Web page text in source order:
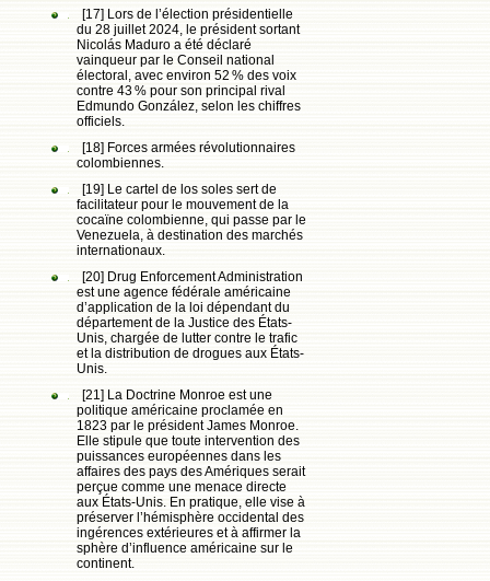
[17] Lors de l’élection présidentielle
du 28 juillet 2024, le président sortant
Nicolás Maduro a été déclaré
vainqueur par le Conseil national
électoral, avec environ 52 % des voix
contre 43 % pour son principal rival
Edmundo González, selon les chiffres
officiels.
[18] Forces armées révolutionnaires
colombiennes.
[19] Le cartel de los soles sert de
facilitateur pour le mouvement de la
cocaïne colombienne, qui passe par le
Venezuela, à destination des marchés
internationaux.
[20] Drug Enforcement Administration
est une agence fédérale américaine
d’application de la loi dépendant du
département de la Justice des États-
Unis, chargée de lutter contre le trafic
et la distribution de drogues aux États-
Unis.
[21] La Doctrine Monroe est une
politique américaine proclamée en
1823 par le président James Monroe.
Elle stipule que toute intervention des
puissances européennes dans les
affaires des pays des Amériques serait
perçue comme une menace directe
aux États-Unis. En pratique, elle vise à
préserver l’hémisphère occidental des
ingérences extérieures et à affirmer la
sphère d’influence américaine sur le
continent.